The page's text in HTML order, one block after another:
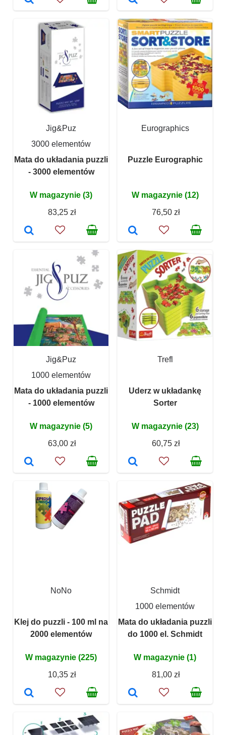
Jig&Puz
3000 elementów
Mata do układania puzzli
- 3000 elementów
W magazynie (3)
83,25 zł
Eurographics
Puzzle Eurographic
W magazynie (12)
76,50 zł
Jig&Puz
1000 elementów
Mata do układania puzzli
- 1000 elementów
W magazynie (5)
63,00 zł
Trefl
Uderz w układankę
Sorter
W magazynie (23)
60,75 zł
NoNo
Klej do puzzli - 100 ml na
2000 elementów
W magazynie (225)
10,35 zł
Schmidt
1000 elementów
Mata do układania puzzli
do 1000 el. Schmidt
W magazynie (1)
81,00 zł